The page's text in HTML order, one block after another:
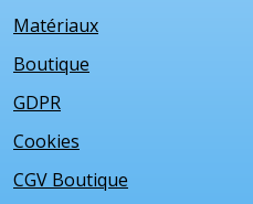
Matériaux
Boutique
GDPR
Cookies
CGV Boutique